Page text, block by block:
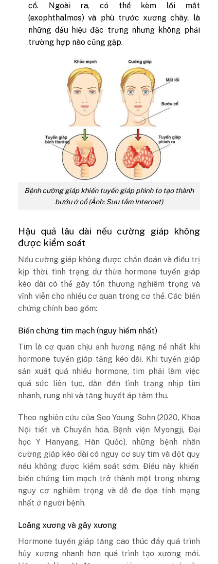
cổ. Ngoài ra, có thể kèm lồi mắt
(exophthalmos) và phù trước xương chày, là
những dấu hiệu đặc trưng nhưng không phải
trường hợp nào cũng gặp.
Bệnh cường giáp khiến tuyến giáp phình to tạo thành
bướu ở cổ (Ảnh: Sưu tầm Internet)
Hậu quả lâu dài nếu cường giáp không
được kiểm soát
Nếu cường giáp không được chẩn đoán và điều trị
kịp thời, tình trạng dư thừa hormone tuyến giáp
kéo dài có thể gây tổn thương nghiêm trọng và
vĩnh viễn cho nhiều cơ quan trong cơ thể. Các biến
chứng chính bao gồm:
Biến chứng tim mạch (nguy hiểm nhất)
Tim là cơ quan chịu ảnh hưởng nặng nề nhất khi
hormone tuyến giáp tăng kéo dài. Khi tuyến giáp
sản xuất quá nhiều hormone, tim phải làm việc
quá sức liên tục, dẫn đến tình trạng nhịp tim
nhanh, rung nhĩ và tăng huyết áp tâm thu.
Theo nghiên cứu của Seo Young Sohn (2020, Khoa
Nội tiết và Chuyển hóa, Bệnh viện Myongji, Đại
học Y Hanyang, Hàn Quốc), những bệnh nhân
cường giáp kéo dài có nguy cơ suy tim vàđột quỵ
nếu không được kiểm soát sớm. Điều này khiến
biến chứng tim mạch trở thành một trong những
nguy cơ nghiêm trọng và dễ đe dọa tính mạng
nhất ở người bệnh.
Loãng xương và gãy xương
Hormone tuyến giáp tăng cao thúc đẩy quá trình
hủy xương nhanh hơn quá trình tạo xương mới.